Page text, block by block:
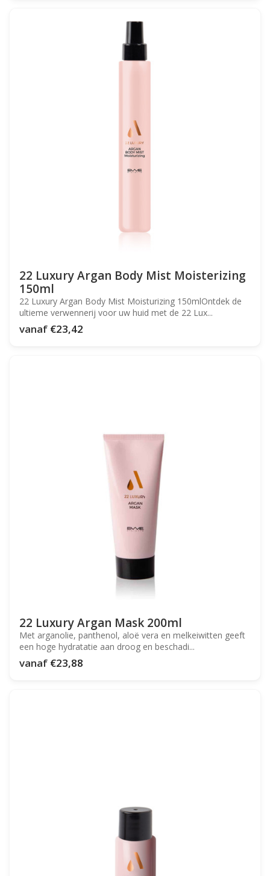
22 Luxury Argan Body Mist Moisterizing
150ml
22 Luxury Argan Body Mist Moisturizing 150mlOntdek de
ultieme verwennerij voor uw huid met de 22 Lux...
vanaf €23,42
22 Luxury Argan Mask 200ml
Met arganolie, panthenol, aloë vera en melkeiwitten geeft
een hoge hydratatie aan droog en beschadi...
vanaf €23,88